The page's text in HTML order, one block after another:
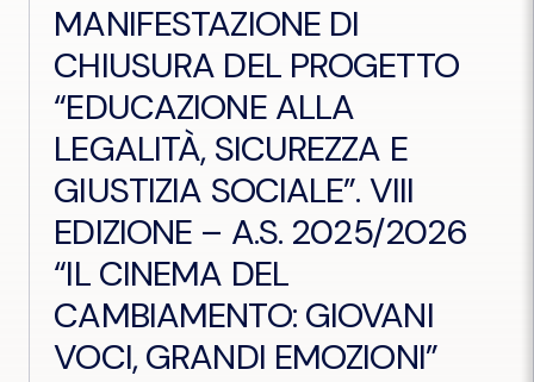
Civile-
seconda
edizione"
MANIFESTAZIONE DI
CHIUSURA DEL PROGETTO
“EDUCAZIONE ALLA
LEGALITÀ, SICUREZZA E
GIUSTIZIA SOCIALE”. VIII
EDIZIONE – A.S. 2025/2026
“IL CINEMA DEL
CAMBIAMENTO: GIOVANI
VOCI, GRANDI EMOZIONI”